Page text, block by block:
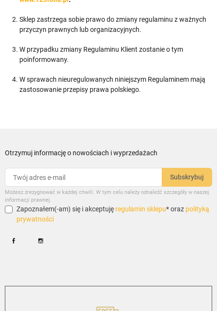
Sklep zastrzega sobie prawo do zmiany regulaminu z ważnych
przyczyn prawnych lub organizacyjnych.
W przypadku zmiany Regulaminu Klient zostanie o tym
poinformowany.
W sprawach nieuregulowanych niniejszym Regulaminem mają
zastosowanie przepisy prawa polskiego.
Otrzymuj informację o nowościach i wyprzedażach
Możesz zrezygnować w każdej chwili. W tym celu należy odnaleźć szczegóły w naszej
informacji prawnej.
Zapoznałem(-am) się i akceptuję regulamin sklepu* oraz polityką
prywatności